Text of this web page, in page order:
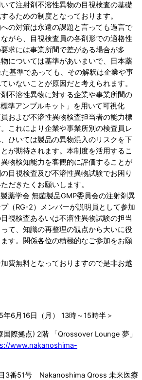
て注射剤不溶性異物の目視検査の基礎
るための制度となっております。
の対策は永遠の課題と言っても過言で
がら、目視検査員の各剤形での適格性
求には事業所間で差がある場合が多
については基準があいまいで、日本薬
基準であっても、その解釈は企業や事
いないことが原因だと考えられます。
不溶性異物に対する企業や事業所間の
準アンプルキット」を用いて可視化
および不溶性異物検査担当者の能力標
これにより企業や事業所別の検査員レ
ひいては製品の異物混入のリスクを下
が期待されます。本制度を活用するこ
物検知能力を客観的に評価することが
目視検査及び不溶性異物試験でお困り
だきたくお願いします。
薬学会 無菌製品GMP委員会の注射剤異
（RG-2）メンバーが説明員として参加
視検査あるいは不溶性異物試験の担当
て、知識の再整理の観点から大いに役
す。関係各位の積極的なご参加をお願
費無料となっておりますので是非お越
6月16日（月） 13時～15時半＞
際拠点) 2階 「Qrossover Lounge 夢」
www.nakanoshima-
3番51号 Nakanoshima Qross 未来医療